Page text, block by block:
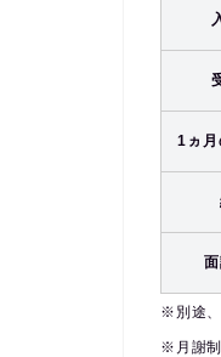
1ヵ
※別途、
※ 月謝